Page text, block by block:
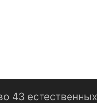
43 естественных